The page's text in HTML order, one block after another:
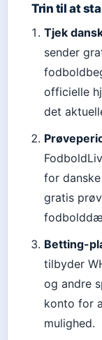
Trin til at
Tjek
sender
officielle
det
for
gratis
Betting-
tilbyder
og andre
konto for
mulighed.